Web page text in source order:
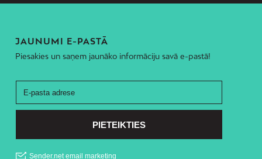
JAUNUMI E-PASTĀ
Piesakies un saņem jaunāko informāciju savā e-pastā!